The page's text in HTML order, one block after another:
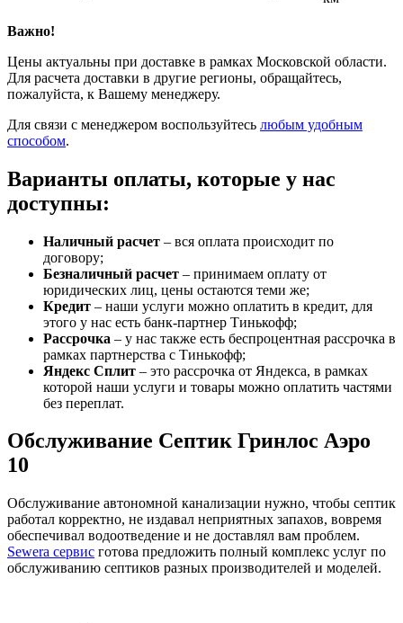
Важно!
Цены актуальны при доставке в рамках Московской области.
Для расчета доставки в другие регионы, обращайтесь,
пожалуйста, к Вашему менеджеру.
Для связи с менеджером воспользуйтесь любым удобным
способом.
Варианты оплаты, которые у нас
доступны:
Наличный расчет – вся оплата происходит по
договору;
Безналичный расчет – принимаем оплату от
юридических лиц, цены остаются теми же;
Кредит – наши услуги можно оплатить в кредит, для
этого у нас есть банк-партнер Тинькофф;
Рассрочка – у нас также есть беспроцентная рассрочка в
рамках партнерства с Тинькофф;
Яндекс Сплит – это рассрочка от Яндекса, в рамках
которой наши услуги и товары можно оплатить частями
без переплат.
Обслуживание Септик Гринлос Аэро
10
Обслуживание автономной канализации нужно, чтобы септик
работал корректно, не издавал неприятных запахов, вовремя
обеспечивал водоотведение и не доставлял вам проблем.
Sewera сервис готова предложить полный комплекс услуг по
обслуживанию септиков разных производителей и моделей.